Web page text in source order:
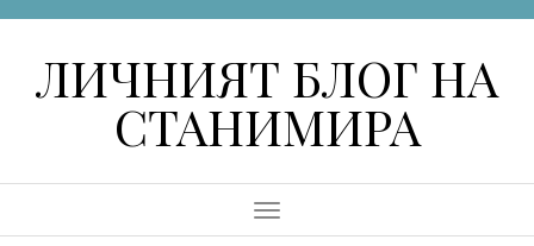
ЛИЧНИЯТ БЛОГ НА
СТАНИМИРА
Menu